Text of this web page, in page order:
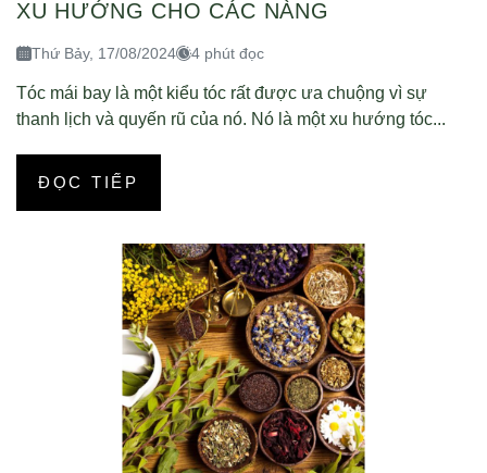
XU HƯỚNG CHO CÁC NÀNG
Thứ Bảy, 17/08/2024 4 phút đọc
Tóc mái bay là một kiểu tóc rất được ưa chuộng vì sự
thanh lịch và quyến rũ của nó. Nó là một xu hướng tóc...
ĐỌC TIẾP